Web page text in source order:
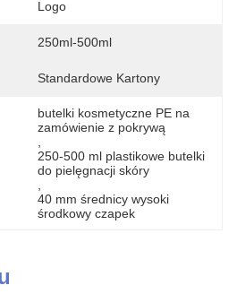
Logo
250ml-500ml
Standardowe Kartony
butelki kosmetyczne PE na
zamówienie z pokrywą
250-500 ml plastikowe butelki
do pielęgnacji skóry
40 mm średnicy wysoki
środkowy czapek